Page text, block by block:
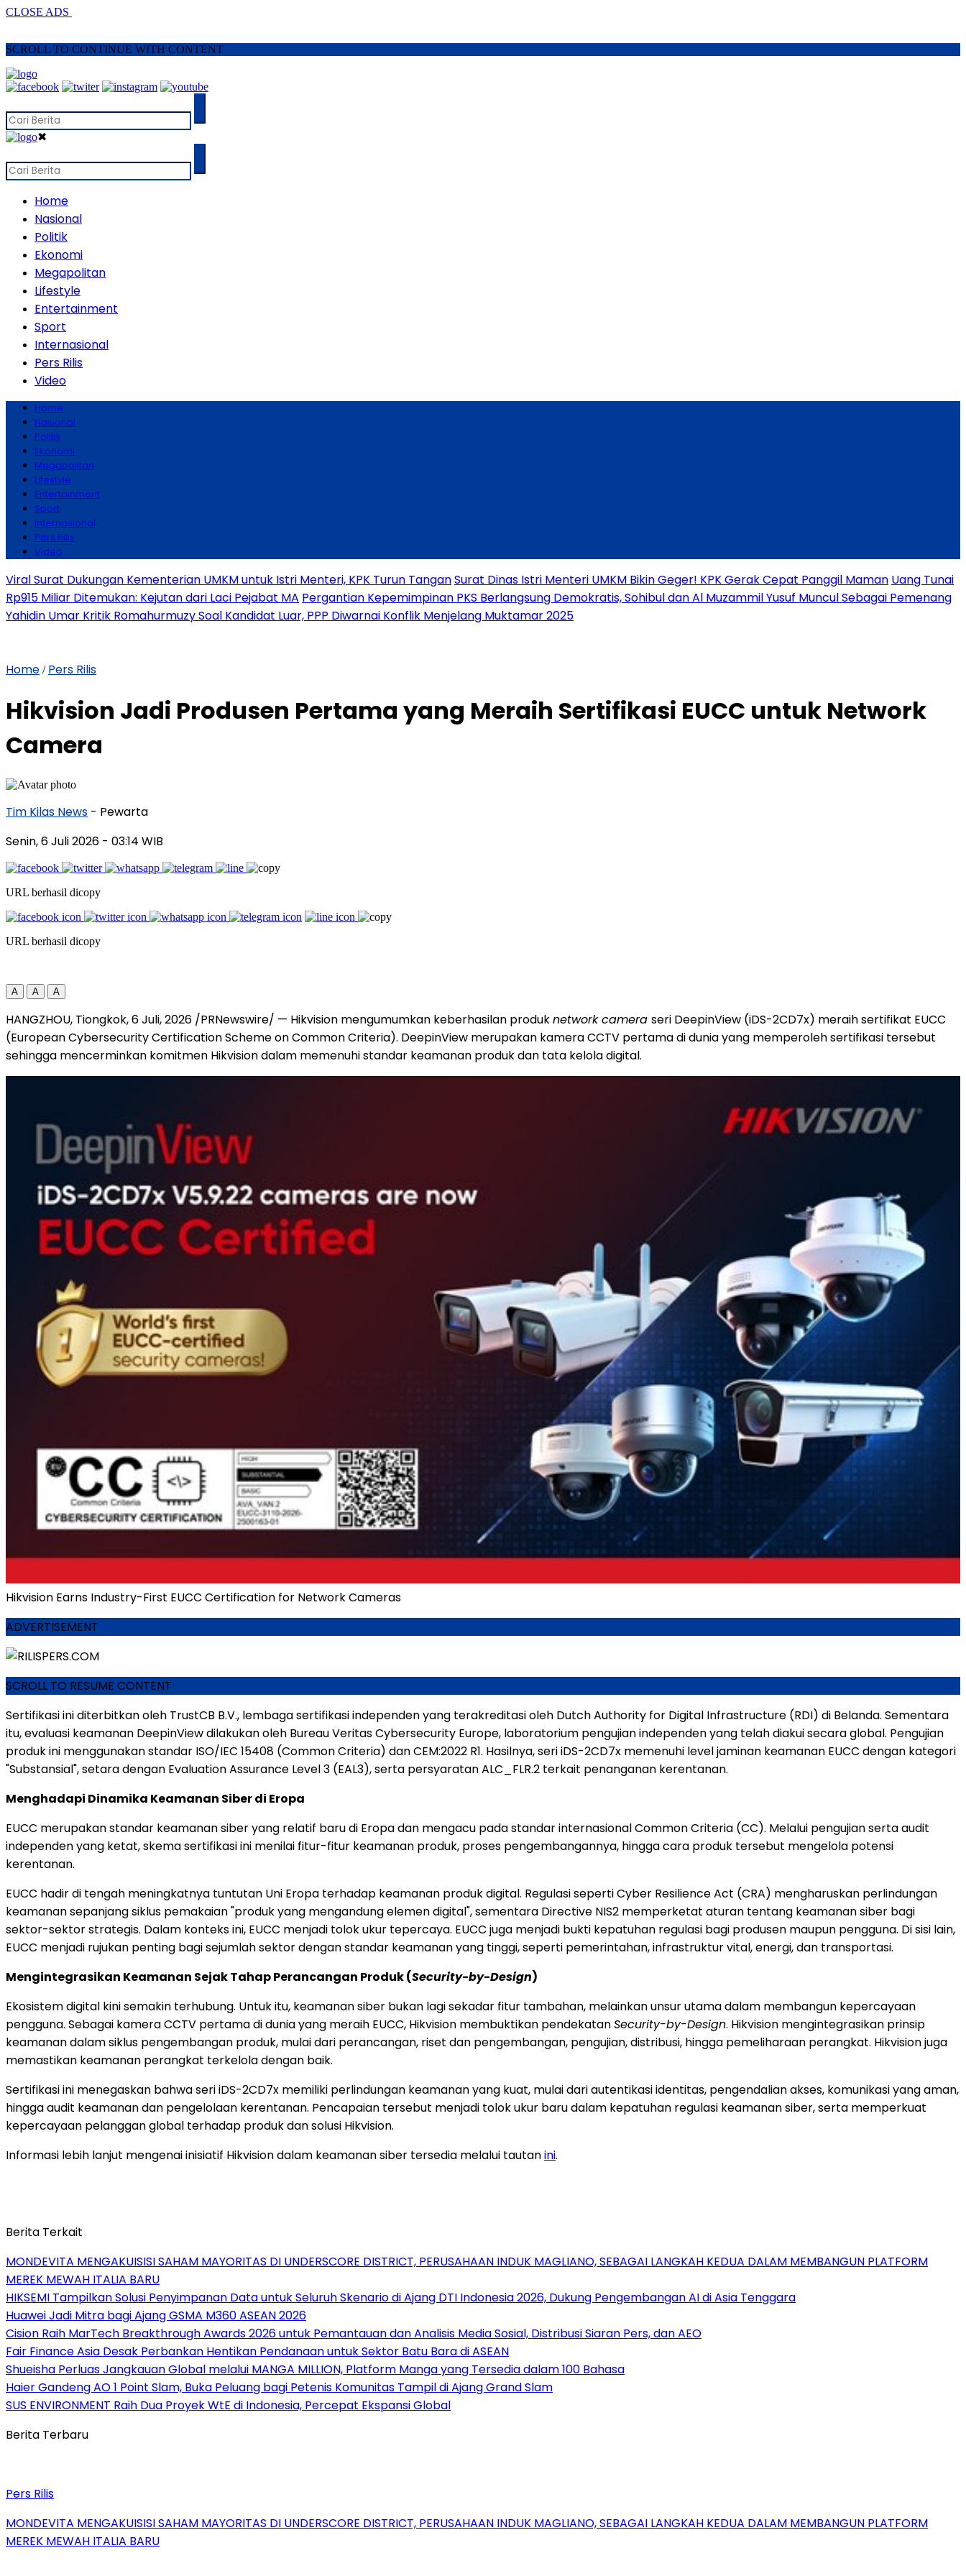
CLOSE ADS
SCROLL TO CONTINUE WITH CONTENT
✖
Home
Nasional
Politik
Ekonomi
Megapolitan
Lifestyle
Entertainment
Sport
Internasional
Pers Rilis
Video
Home
Nasional
Politik
Ekonomi
Megapolitan
Lifestyle
Entertainment
Sport
Internasional
Pers Rilis
Video
Viral Surat Dukungan Kementerian UMKM untuk Istri Menteri, KPK Turun TanganSurat Dinas Istri Menteri UMKM Bikin Geger! KPK Gerak Cepat Panggil Maman Uang Tunai
Rp915 Miliar Ditemukan: Kejutan dari Laci Pejabat MA Pergantian Kepemimpinan PKS Berlangsung Demokratis, Sohibul dan Al Muzammil Yusuf Muncul Sebagai Pemenang
Yahidin Umar Kritik Romahurmuzy Soal Kandidat Luar, PPP Diwarnai Konflik Menjelang Muktamar 2025
Home / Pers Rilis
Hikvision Jadi Produsen Pertama yang Meraih Sertifikasi EUCC untuk Network
Camera
Tim Kilas News - Pewarta
Senin, 6 Juli 2026 - 03:14 WIB
URL berhasil dicopy
URL berhasil dicopy
A A A
HANGZHOU, Tiongkok,6 Juli, 2026 /PRNewswire/ — Hikvision mengumumkan keberhasilan produknetwork camera seri DeepinView (iDS-2CD7x) meraih sertifikat EUCC
(European Cybersecurity Certification Scheme on Common Criteria). DeepinView merupakan kamera CCTV pertama di dunia yang memperoleh sertifikasi tersebut
sehingga mencerminkan komitmen Hikvision dalam memenuhi standar keamanan produk dan tata kelola digital.
Hikvision Earns Industry-First EUCC Certification for Network Cameras
ADVERTISEMENT
SCROLL TO RESUME CONTENT
Sertifikasi ini diterbitkan oleh TrustCB B.V., lembaga sertifikasi independen yang terakreditasi oleh Dutch Authority for Digital Infrastructure (RDI) di Belanda. Sementara
itu, evaluasi keamanan DeepinView dilakukan oleh Bureau Veritas Cybersecurity Europe, laboratorium pengujian independen yang telah diakui secara global. Pengujian
produk ini menggunakan standar ISO/IEC 15408 (Common Criteria) dan CEM:2022 R1. Hasilnya, seri iDS-2CD7x memenuhi level jaminan keamanan EUCC dengan kategori
"Substansial", setara dengan Evaluation Assurance Level 3 (EAL3), serta persyaratan ALC_FLR.2 terkait penanganan kerentanan.
Menghadapi Dinamika Keamanan Siber di Eropa
EUCC merupakan standar keamanan siber yang relatif baru di Eropa dan mengacu pada standar internasional Common Criteria (CC). Melalui pengujian serta audit
independen yang ketat, skema sertifikasi ini menilai fitur-fitur keamanan produk, proses pengembangannya, hingga cara produk tersebut mengelola potensi
kerentanan.
EUCC hadir di tengah meningkatnya tuntutan Uni Eropa terhadap keamanan produk digital. Regulasi seperti Cyber Resilience Act (CRA) mengharuskan perlindungan
keamanan sepanjang siklus pemakaian "produk yang mengandung elemen digital", sementara Directive NIS2 memperketat aturan tentang keamanan siber bagi
sektor-sektor strategis. Dalam konteks ini, EUCC menjadi tolok ukur tepercaya. EUCC juga menjadi bukti kepatuhan regulasi bagi produsen maupun pengguna. Di sisi lain,
EUCC menjadi rujukan penting bagi sejumlah sektor dengan standar keamanan yang tinggi, seperti pemerintahan, infrastruktur vital, energi, dan transportasi.
Mengintegrasikan Keamanan Sejak Tahap Perancangan Produk (Security-by-Design)
Ekosistem digital kini semakin terhubung. Untuk itu, keamanan siber bukan lagi sekadar fitur tambahan, melainkan unsur utama dalam membangun kepercayaan
pengguna. Sebagai kamera CCTV pertama di dunia yang meraih EUCC, Hikvision membuktikan pendekatanSecurity-by-Design. Hikvision mengintegrasikan prinsip
keamanan dalam siklus pengembangan produk, mulai dari perancangan, riset dan pengembangan, pengujian, distribusi, hingga pemeliharaan perangkat. Hikvision juga
memastikan keamanan perangkat terkelola dengan baik.
Sertifikasi ini menegaskan bahwa seri iDS-2CD7x memiliki perlindungan keamanan yang kuat, mulai dari autentikasi identitas, pengendalian akses, komunikasi yang aman,
hingga audit keamanan dan pengelolaan kerentanan. Pencapaian tersebut menjadi tolok ukur baru dalam kepatuhan regulasi keamanan siber, serta memperkuat
kepercayaan pelanggan global terhadap produk dan solusi Hikvision.
Informasi lebih lanjut mengenai inisiatif Hikvision dalam keamanan siber tersedia melalui tautanini.
Berita Terkait
MONDEVITA MENGAKUISISI SAHAM MAYORITAS DI UNDERSCORE DISTRICT, PERUSAHAAN INDUK MAGLIANO, SEBAGAI LANGKAH KEDUA DALAM MEMBANGUN PLATFORM
MEREK MEWAH ITALIA BARU
HIKSEMI Tampilkan Solusi Penyimpanan Data untuk Seluruh Skenario di Ajang DTI Indonesia 2026, Dukung Pengembangan AI di Asia Tenggara
Huawei Jadi Mitra bagi Ajang GSMA M360 ASEAN 2026
Cision Raih MarTech Breakthrough Awards 2026 untuk Pemantauan dan Analisis Media Sosial, Distribusi Siaran Pers, dan AEO
Fair Finance Asia Desak Perbankan Hentikan Pendanaan untuk Sektor Batu Bara di ASEAN
Shueisha Perluas Jangkauan Global melalui MANGA MILLION, Platform Manga yang Tersedia dalam 100 Bahasa
Haier Gandeng AO 1 Point Slam, Buka Peluang bagi Petenis Komunitas Tampil di Ajang Grand Slam
SUS ENVIRONMENT Raih Dua Proyek WtE di Indonesia, Percepat Ekspansi Global
Berita Terbaru
Pers Rilis
MONDEVITA MENGAKUISISI SAHAM MAYORITAS DI UNDERSCORE DISTRICT, PERUSAHAAN INDUK MAGLIANO, SEBAGAI LANGKAH KEDUA DALAM MEMBANGUN PLATFORM
MEREK MEWAH ITALIA BARU